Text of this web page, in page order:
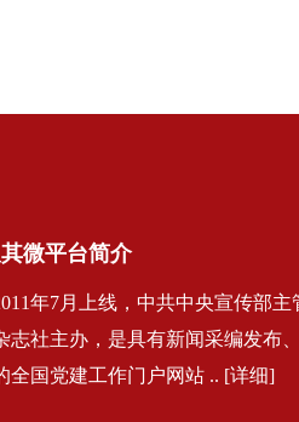
微平台简介
年7月上线，中共中央宣传部主
志社主办，是具有新闻采编发布
全国党建工作门户网站 .. [详细]